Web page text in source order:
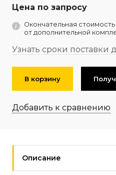
Цена по запросу
Окончательная стоимость
от дополнительной
Узнать сроки поставки
В корзину
Добавить к сравнению
Описание